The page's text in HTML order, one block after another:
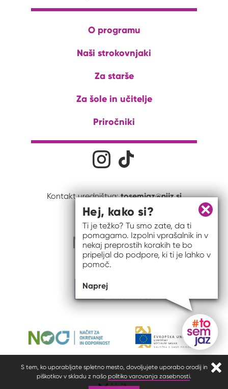
S tem, ko uporabljate spletno mesto, dovoljujete uporabo orodij in
piškotkov v skladu z našo politiko varovanja zasebnosti.
O programu
Naši strokovnjaki
Za starše
Za šole in učitelje
Priročniki
Družabna omrežjaNa naš Instagram profil
Kontakt uredništva:tosemjaz@nijz.si
Gumb
Zapri
Hej, kako si?
Ti je težko? Tu smo zate, da ti
pomagamo. Izpolni vprašalnik in v
nekaj preprostih korakih te bo
pripeljal do podpore, ki ti je lahko v
pomoč.
Naprej